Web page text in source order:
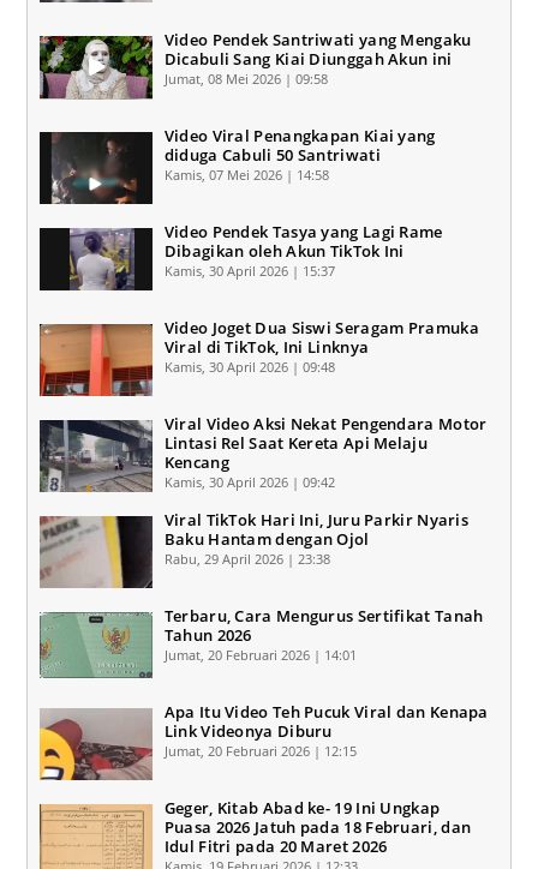
Video Pendek Santriwati yang Mengaku
Dicabuli Sang Kiai Diunggah Akun ini
Jumat, 08 Mei 2026 | 09:58
Video Viral Penangkapan Kiai yang
diduga Cabuli 50 Santriwati
Kamis, 07 Mei 2026 | 14:58
Video Pendek Tasya yang Lagi Rame
Dibagikan oleh Akun TikTok Ini
Kamis, 30 April 2026 | 15:37
Video Joget Dua Siswi Seragam Pramuka
Viral di TikTok, Ini Linknya
Kamis, 30 April 2026 | 09:48
Viral Video Aksi Nekat Pengendara Motor
Lintasi Rel Saat Kereta Api Melaju
Kencang
Kamis, 30 April 2026 | 09:42
Viral TikTok Hari Ini, Juru Parkir Nyaris
Baku Hantam dengan Ojol
Rabu, 29 April 2026 | 23:38
Terbaru, Cara Mengurus Sertifikat Tanah
Tahun 2026
Jumat, 20 Februari 2026 | 14:01
Apa Itu Video Teh Pucuk Viral dan Kenapa
Link Videonya Diburu
Jumat, 20 Februari 2026 | 12:15
Geger, Kitab Abad ke- 19 Ini Ungkap
Puasa 2026 Jatuh pada 18 Februari, dan
Idul Fitri pada 20 Maret 2026